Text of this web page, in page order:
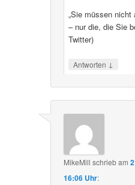
„Sie müssen
– nur die, die Sie
Twitter)
Antworten ↓
MikeMill schriebam
16:06 Uhr: